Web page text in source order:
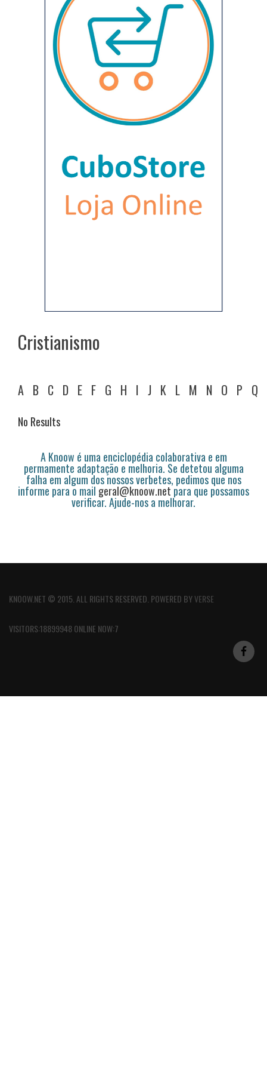
Cristianismo
A B C D E F G H I J K L M N O P Q
No Results
A Knoow é uma enciclopédia colaborativa e em
permamente adaptação e melhoria. Se detetou alguma
falha em algum dos nossos verbetes, pedimos que nos
informe para o mail geral@knoow.netpara que possamos
verificar. Ajude-nos a melhorar.
KNOOW.NET © 2015. ALL RIGHTS RESERVED. POWERED BYVERSE
VISITORS:18899948 ONLINE NOW:7